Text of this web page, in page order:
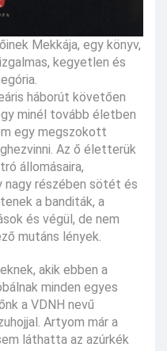
Mekkája, egy könyv,
kegyetlen és
háborút követően
minél tovább életben
egy megszokott
Az ő életterük
állomásaira,
nagy részében sötét és
a banditák, a
és végül, de nem
mutáns lények.
akik ebben a
minden egyes
a VDNH nevű
Artyom már a
láthatta az azúrkék